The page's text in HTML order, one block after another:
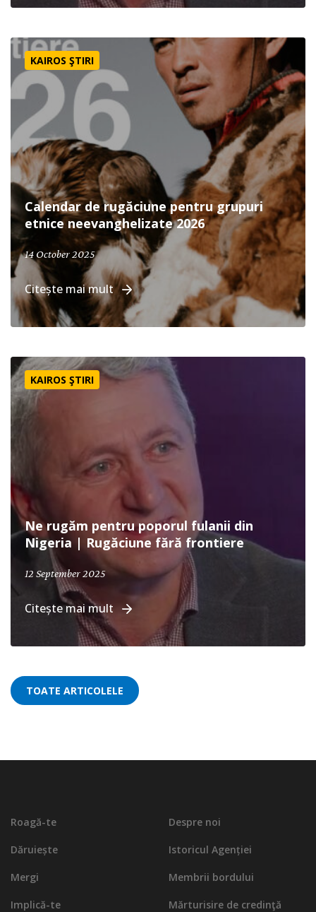
Calendar de rugăciune pentru grupuri etnice
Calendar de rugăciune pentru grupuri
etnice neevanghelizate 2026
KAIROS ŞTIRI
14 October 2025October 14, 2025
Citește mai mult
Ne rugăm pentru poporul fulanii din Nigeria |
Ne rugăm pentru poporul fulanii din
Nigeria | Rugăciune fără frontiere
KAIROS ŞTIRI
12 September 2025September 12, 2025
Citește mai mult
TOATE ARTICOLELE
Roagă-te
Dăruiește
Mergi
Implică-te
Despre noi
Istoricul Agenției
Membrii bordului
Mărturisire de credinţă